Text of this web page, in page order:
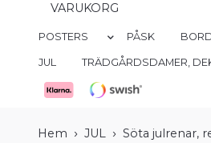
VARUKORG
POSTERS PÅSK
JUL TRÄDGÅRDSDAMER,
Hem JUL Söta julrenar,